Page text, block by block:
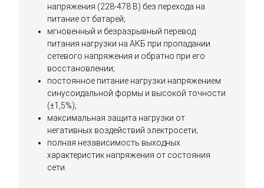
напряжения (228-478 В) без перехода на
питание от батарей;
мгновенный и безразрывный перевод
питания нагрузки на АКБ при пропадании
сетевого напряжения и обратно при его
восстановлении;
постоянное питание нагрузки напряжением
синусоидальной формы и высокой точности
(±1,5%);
максимальная защита нагрузки от
негативных воздействий электросети;
полная независимость выходных
характеристик напряжения от состояния
сети.